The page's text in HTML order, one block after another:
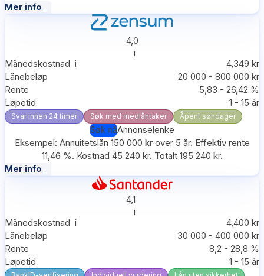
Mer info
4,0
i
Månedskostnad i
4,349 kr
Lånebeløp
20 000 - 800 000 kr
Rente
5,83 - 26,42 %
Løpetid
1 - 15 år
Svar innen 24 timer Søk med medlåntaker Åpent søndager
Søk nåAnnonselenke
Eksempel: Annuitetslån 150 000 kr over 5 år. Effektiv rente
11,46 %. Kostnad 45 240 kr. Totalt 195 240 kr.
Mer info
4,1
i
Månedskostnad i
4,400 kr
Lånebeløp
30 000 - 400 000 kr
Rente
8,2 - 28,8 %
Løpetid
1 - 15 år